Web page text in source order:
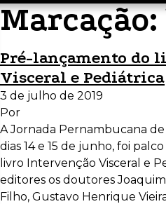
Marcação:
Pré-lançamento do
Visceral e Pediátrica
3 de julho de 2019
Por
A Jornada Pernambucana
dias 14 e 15 de junho, foi
livro Intervenção Visceral e
editores os doutores
Filho, Gustavo Henrique